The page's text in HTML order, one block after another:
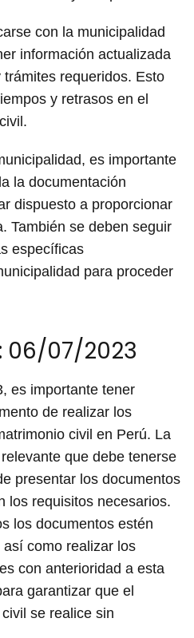
con la municipalidad
información actualizada
requeridos. Esto
y retrasos en el
es importante
la documentación
dispuesto a proporcionar
También se deben seguir
específicas
para proceder
06/07/2023
es importante tener
de realizar los
civil en Perú. La
que debe tenerse
presentar los documentos
los requisitos necesarios.
los documentos estén
como realizar los
con anterioridad a esta
garantizar que el
se realice sin